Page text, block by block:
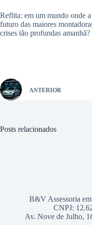
Reflita: em um mundo onde
futuro das maiores
crises tão profundas amanhã?
ANTERIOR
Posts relacionados
B&V Assessoria
CNPJ:
Av. Nove de Julho,